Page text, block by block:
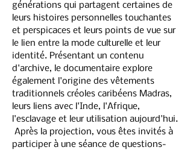
générations qui partagent certaines de
leurs histoires personnelles touchantes
et perspicaces et leurs points de vue sur
le lien entre la mode culturelle et leur
identité. Présentant un contenu
d'archive, le documentaire explore
également l'origine des vêtements
traditionnels créoles caribéens Madras,
leurs liens avec l'Inde, l'Afrique,
l'esclavage et leur utilisation aujourd'hui.
participer à une séance de questions-